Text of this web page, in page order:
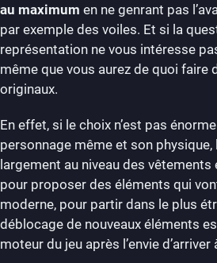
au maximum en ne genrant pas
par exemple des voiles. Et si la
représentation ne vous intéresse
même que vous aurez de quoi faire
originaux.
En effet, si le choix n’est pas
personnage même et son
largement au niveau des
pour proposer des éléments qui
moderne, pour partir dans le plus
déblocage de nouveaux éléments
moteur du jeu après l’envie